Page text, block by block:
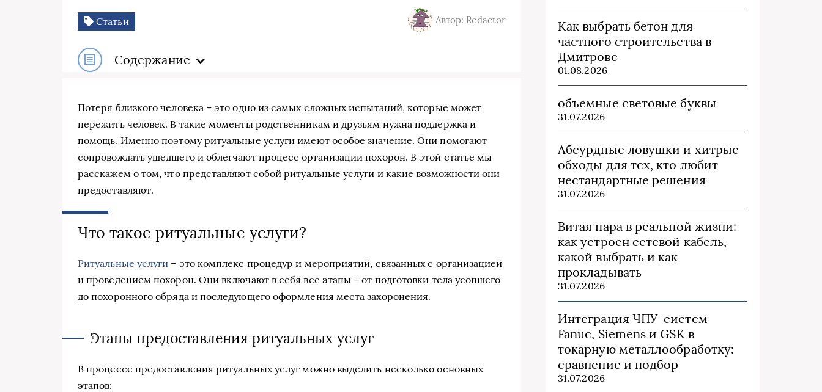
Статьи Автор: Redactor
Содержание
Потеря близкого человека – это одно из самых сложных испытаний, которые может
пережить человек. В такие моменты родственникам и друзьям нужна поддержка и
помощь. Именно поэтому ритуальные услуги имеют особое значение. Они помогают
сопровождать ушедшего и облегчают процесс организации похорон. В этой статье мы
расскажем о том, что представляют собой ритуальные услуги и какие возможности они
предоставляют.
Что такое ритуальные услуги?
Ритуальные услуги – это комплекс процедур и мероприятий, связанных с организацией
и проведением похорон. Они включают в себя все этапы – от подготовки тела усопшего
до похоронного обряда и последующего оформления места захоронения.
Этапы предоставления ритуальных услуг
В процессе предоставления ритуальных услуг можно выделить несколько основных
этапов:
Как выбрать бетон для
частного строительства в
Дмитрове
01.08.2026
объемные световые буквы
31.07.2026
Абсурдные ловушки и хитрые
обходы для тех, кто любит
нестандартные решения
31.07.2026
Витая пара в реальной жизни:
как устроен сетевой кабель,
какой выбрать и как
прокладывать
31.07.2026
Интеграция ЧПУ-систем
Fanuc, Siemens и GSK в
токарную металлообработку:
сравнение и подбор
31.07.2026